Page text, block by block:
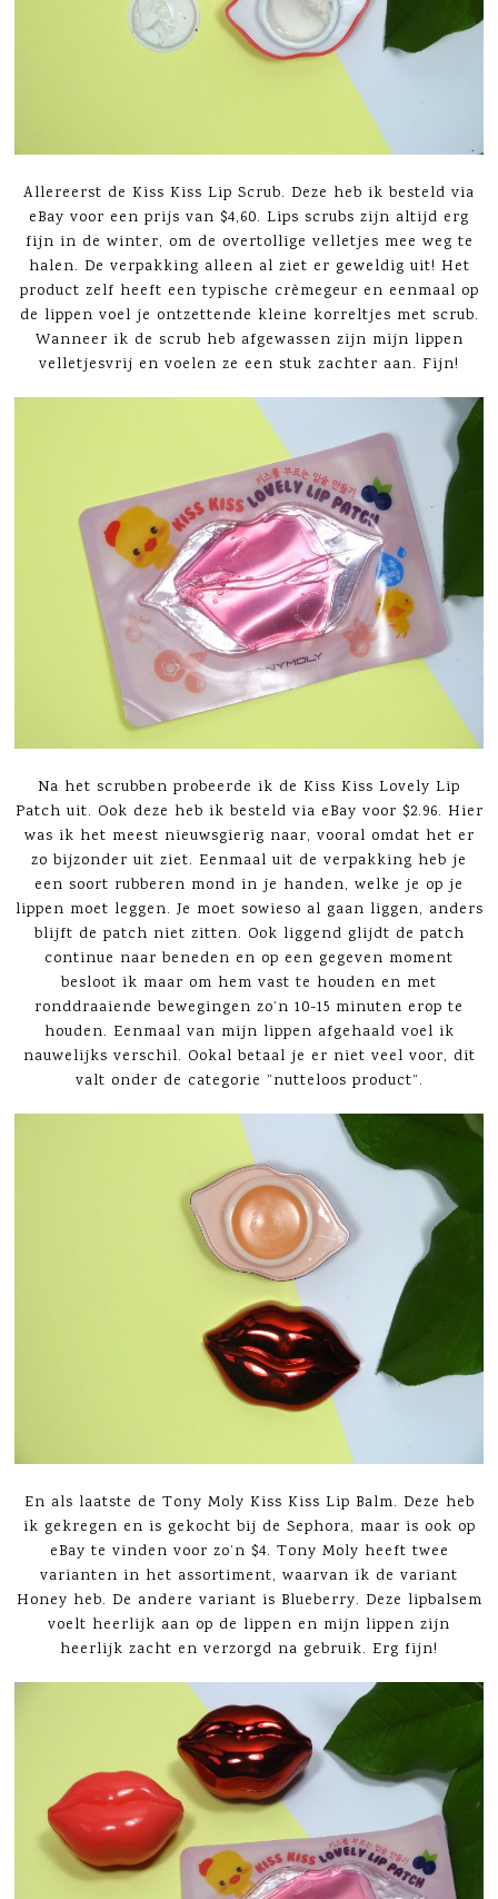
Allereerst de Kiss Kiss Lip Scrub. Deze heb ik besteld via
eBay voor een prijs van $4,60. Lips scrubs zijn altijd erg
fijn in de winter, om de overtollige velletjes mee weg te
halen. De verpakking alleen al ziet er geweldig uit! Het
product zelf heeft een typische crèmegeur en eenmaal op
de lippen voel je ontzettende kleine korreltjes met scrub.
Wanneer ik de scrub heb afgewassen zijn mijn lippen
velletjesvrij en voelen ze een stuk zachter aan. Fijn!
Na het scrubben probeerde ik de Kiss Kiss Lovely Lip
Patch uit. Ook deze heb ik besteld via eBay voor $2.96. Hier
was ik het meest nieuwsgierig naar, vooral omdat het er
zo bijzonder uit ziet. Eenmaal uit de verpakking heb je
een soort rubberen mond in je handen, welke je op je
lippen moet leggen. Je moet sowieso al gaan liggen, anders
blijft de patch niet zitten. Ook liggend glijdt de patch
continue naar beneden en op een gegeven moment
besloot ik maar om hem vast te houden en met
ronddraaiende bewegingen zo’n 10-15 minuten erop te
houden. Eenmaal van mijn lippen afgehaald voel ik
nauwelijks verschil. Ookal betaal je er niet veel voor, dit
valt onder de categorie ”nutteloos product”.
En als laatste de Tony Moly Kiss Kiss Lip Balm. Deze heb
ik gekregen en is gekocht bij de Sephora, maar is ook op
eBay te vinden voor zo’n $4. Tony Moly heeft twee
varianten in het assortiment, waarvan ik de variant
Honey heb. De andere variant is Blueberry. Deze lipbalsem
voelt heerlijk aan op de lippen en mijn lippen zijn
heerlijk zacht en verzorgd na gebruik. Erg fijn!